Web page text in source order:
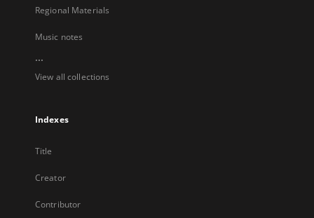
Regional Materials
Music notes
...
View all collections
Indexes
Title
Creator
Contributor